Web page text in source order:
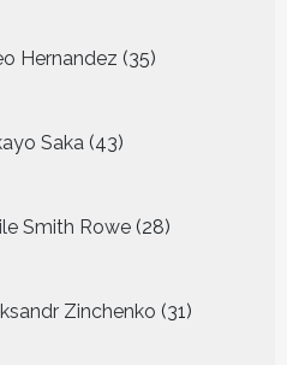
Hernandez 35
producten
Saka 43
producten
Smith Rowe 28
producten
Zinchenko 31
producten